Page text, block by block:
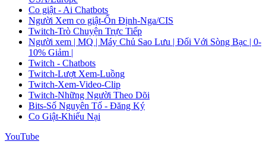
Co giật - Ai Chatbots
Người Xem co giật-Ổn Định-Nga/CIS
Twitch-Trò Chuyện Trực Tiếp
Người xem | MQ | Máy Chủ Sao Lưu | Đối Với Sòng Bạc | 0-
10% Giảm |
Twitch - Chatbots
Twitch-Lượt Xem-Luồng
Twitch-Xem-Video-Clip
Twitch-Những Người Theo Dõi
Bits-Số Nguyên Tố - Đăng Ký
Co Giật-Khiếu Nại
YouTube